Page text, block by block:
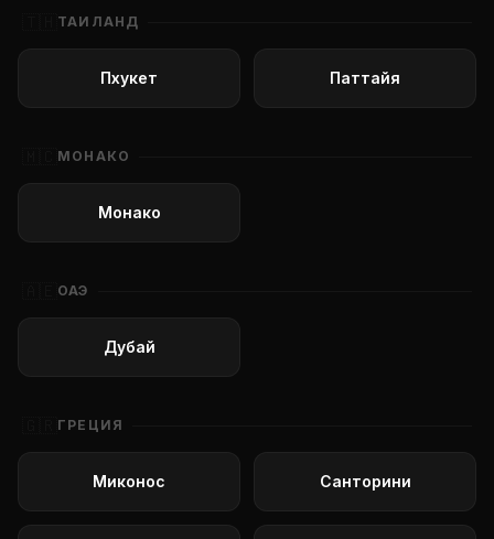
ТАИЛАНД
Пхукет Паттайя
МОНАКО
Монако
ОАЭ
Дубай
ГРЕЦИЯ
Миконос Санторини